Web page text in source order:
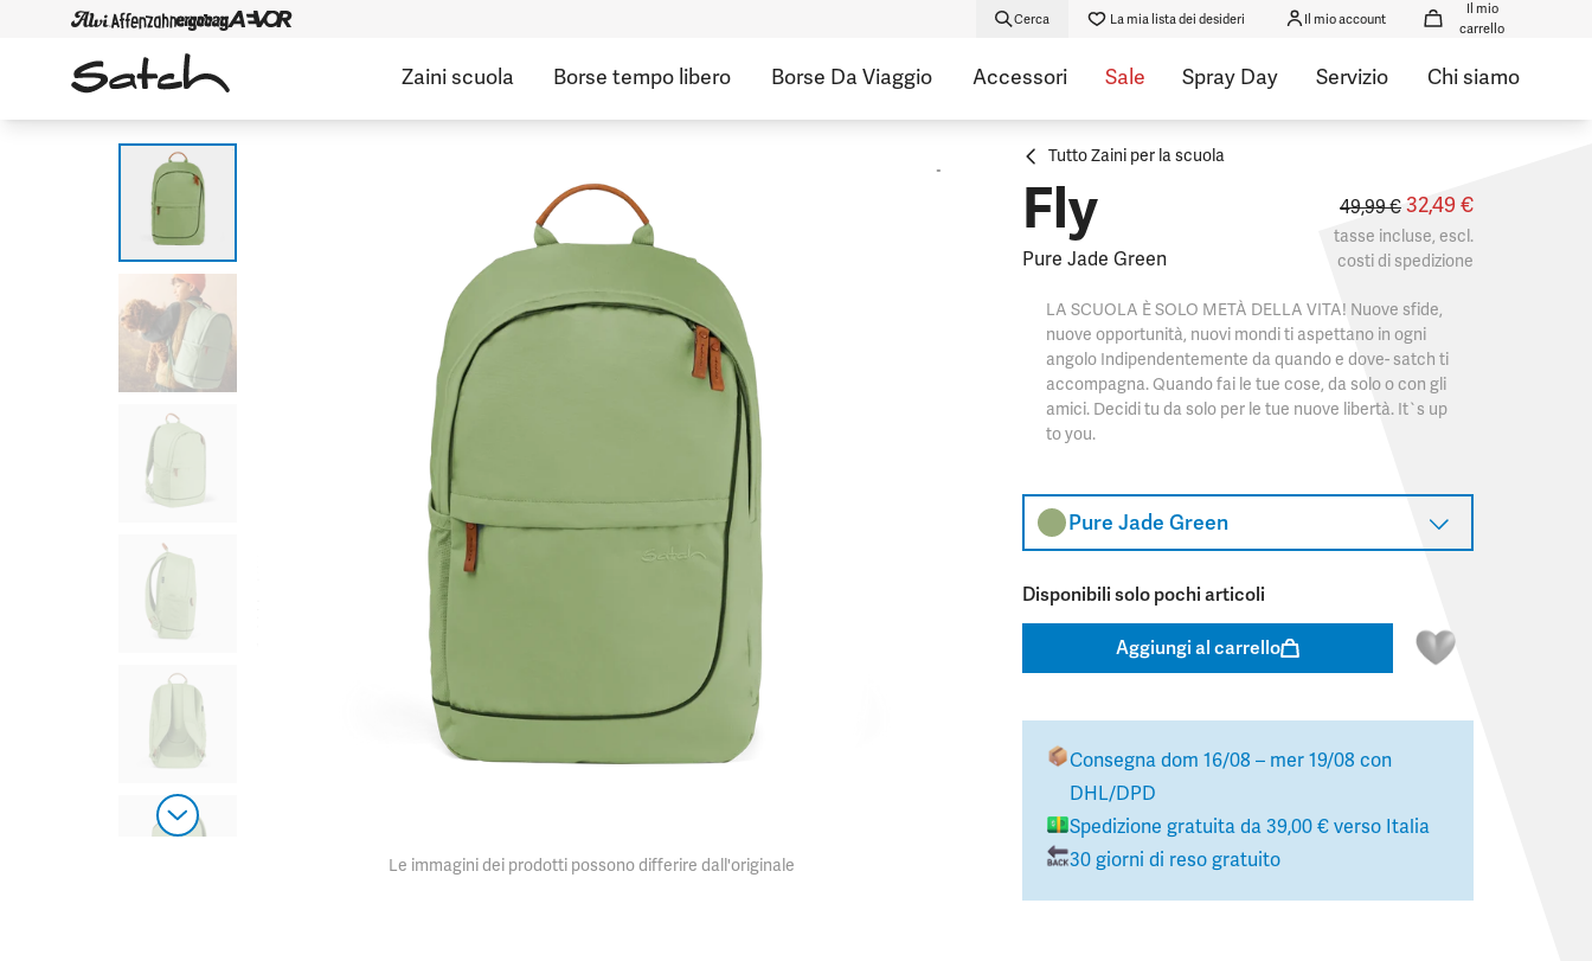
Cerca La mia lista dei desideri Il mio account
Il mio
carrello
Zaini scuola Borse tempo libero Borse Da Viaggio Accessori Sale Spray Day Servizio Chi siamo
Le immagini dei prodotti possono differire dall'originale
Tutto Zaini per la scuola
Fly
Pure Jade Green
49,99 € 32,49 €
tasse incluse, escl.
costi di spedizione
LA SCUOLA È SOLO METÀ DELLA VITA! Nuove sfide,
nuove opportunità, nuovi mondi ti aspettano in ogni
angolo Indipendentemente da quando e dove- satch ti
accompagna. Quando fai le tue cose, da solo o con gli
amici. Decidi tu da solo per le tue nuove libertà. It`s up
to you.
Pure Jade Green
Disponibili solo pochi articoli
Aggiungi al carrello
Consegna dom 16/08 – mer 19/08 con
DHL/DPD
Spedizione gratuita da 39,00 €verso Italia
30 giorni di reso gratuito